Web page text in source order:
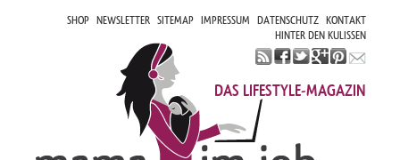
SHOP NEWSLETTER SITEMAP IMPRESSUM DATENSCHUTZ KONTAKT
HINTER DEN KULISSEN
DAS LIFESTYLE-MAGAZIN